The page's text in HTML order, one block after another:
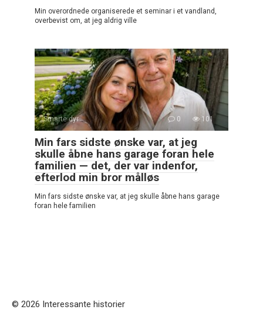
Min overordnede organiserede et seminar i et vandland,
overbevist om, at jeg aldrig ville
Smarte dyr 0 101
Min fars sidste ønske var, at jeg
skulle åbne hans garage foran hele
familien — det, der var indenfor,
efterlod min bror målløs
Min fars sidste ønske var, at jeg skulle åbne hans garage
foran hele familien
© 2026 Interessante historier